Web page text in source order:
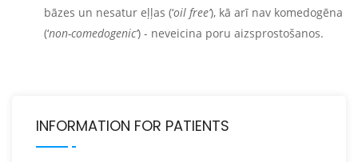
bāzes un nesatur eļļas (‘oil free’), kā arī nav komedogēna
(‘non-comedogenic’) - neveicina poru aizsprostošanos.
INFORMATION FOR PATIENTS